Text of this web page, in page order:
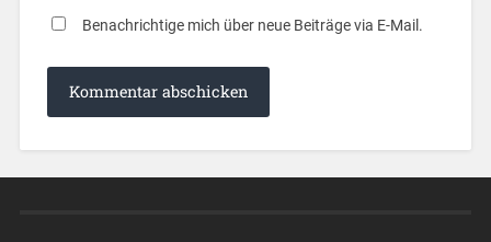
Benachrichtige mich über neue Beiträge via E-Mail.